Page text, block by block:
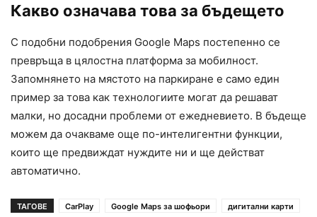
Какво означава това за бъдещето
С подобни подобрения Google Maps постепенно се
превръща в цялостна платформа за мобилност.
Запомнянето на мястото на паркиране е само един
пример за това как технологиите могат да решават
малки, но досадни проблеми от ежедневието. В бъдеще
можем да очакваме още по-интелигентни функции,
които ще предвиждат нуждите ни и ще действат
автоматично.
ТАГОВЕ CarPlay Google Maps за шофьори
дигитални карти